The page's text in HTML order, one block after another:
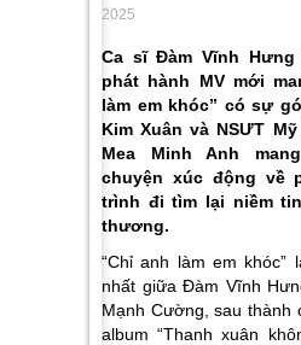
2025
Ca sĩ Đàm Vĩnh
phát hành MV mới
làm em khóc” có sự
Kim Xuân và NSƯT
Mea Minh Anh
chuyện xúc động về
trình đi tìm lại niềm
thương.
“Chỉ anh làm em khóc”
nhất giữa Đàm Vĩnh
Mạnh Cường, sau thành
album“Thanh xuân